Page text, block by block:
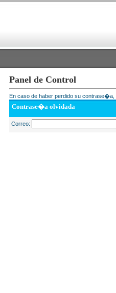
Panel de Control
En caso de haber perdido su
Contrase�a olvidada
Correo: